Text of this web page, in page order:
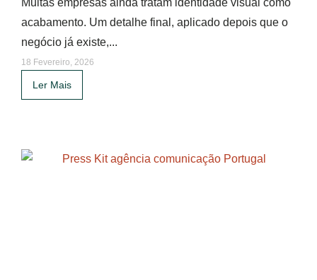
acabamento. Um detalhe final, aplicado depois que o
negócio já existe,...
18 Fevereiro, 2026
Ler Mais